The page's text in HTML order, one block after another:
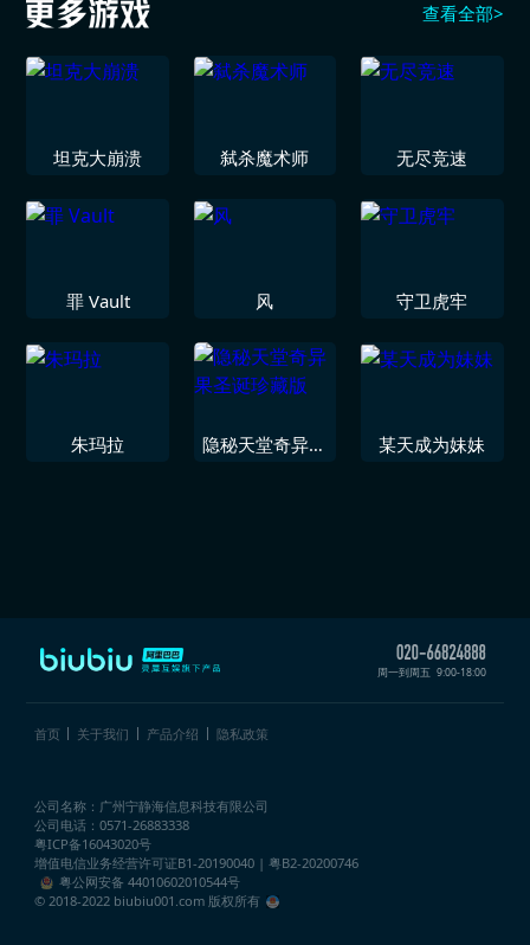
查看全部>
坦克大崩溃 弑杀魔术师 无尽竞速
罪 Vault 风 守卫虎牢
朱玛拉
隐秘天堂奇异果
某天成为妹妹
周一到周五 9:00-18:00
首页 关于我们 产品介绍 隐私政策
公司名称：广州宁静海信息科技有限公司
公司电话：0571-26883338
粤ICP备16043020号
增值电信业务经营许可证B1-20190040 | 粤B2-20200746
粤公网安备 44010602010544号
© 2018-2022 biubiu001.com 版权所有